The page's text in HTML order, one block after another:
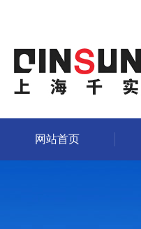
网站首页